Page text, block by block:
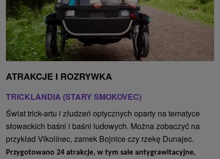
ATRAKCJE I ROZRYWKA
TRICKLANDIA (STARY SMOKOVEC)
Świat trick-artu i złudzeń optycznych oparty na tematyce
słowackich baśni i baśni ludowych. Można zobaczyć na
przykład Vlkolínec, zamek Bojnice czy rzekę Dunajec.
Przygotowano 24 atrakcje, w tym sale antygrawitacyjne,